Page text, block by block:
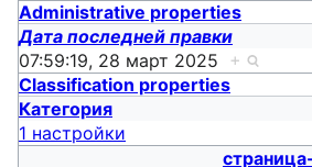
Administrative properties
Дата последней правки
07:59:19, 28 март 2025 +
Classification properties
Категория
1 настройки